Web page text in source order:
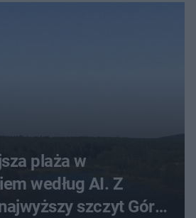
plaża w
według AI. Z
szczyt Gór